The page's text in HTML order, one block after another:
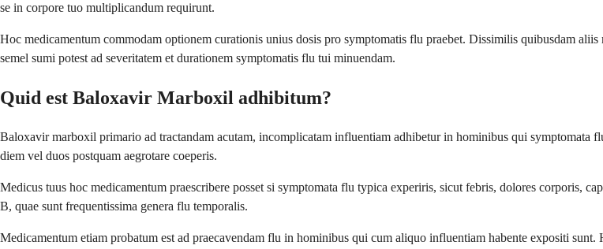
se in corpore tuo multiplicandum requirunt.
Hoc medicamentum commodam optionem curationis unius dosis pro symptomatis flu praebet. Dissimilis quibusdam
semel sumi potest ad severitatem et durationem symptomatis flu tui minuendam.
Quid est Baloxavir Marboxil adhibitum?
Baloxavir marboxil primario ad tractandam acutam, incomplicatam influentiam adhibetur in hominibus qui symptomata
diem vel duos postquam aegrotare coeperis.
Medicus tuus hoc medicamentum praescribere posset si symptomata flu typica experiris, sicut febris, dolores corporis,
B, quae sunt frequentissima genera flu temporalis.
Medicamentum etiam probatum est ad praecavendam flu in hominibus qui cum aliquo influentiam habente expositi